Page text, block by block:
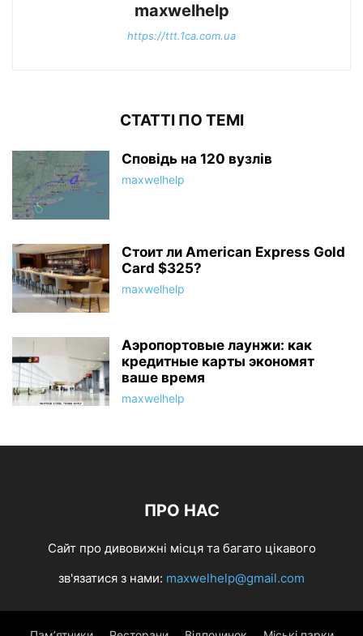
maxwelhelp
https://ttt.1ca.com.ua
СТАТТІ ПО ТЕМІ
Сповідь на 120 вузлів
maxwelhelp
Стоит ли American Express Gold
Card $325?
maxwelhelp
Аэропортовые лаунжи: как
кредитные карты экономят
ваше время
maxwelhelp
ПРО НАС
Сайт про дивовижні місця та багато цікавого
зв'язатися з нами: maxwelhelp@gmail.com